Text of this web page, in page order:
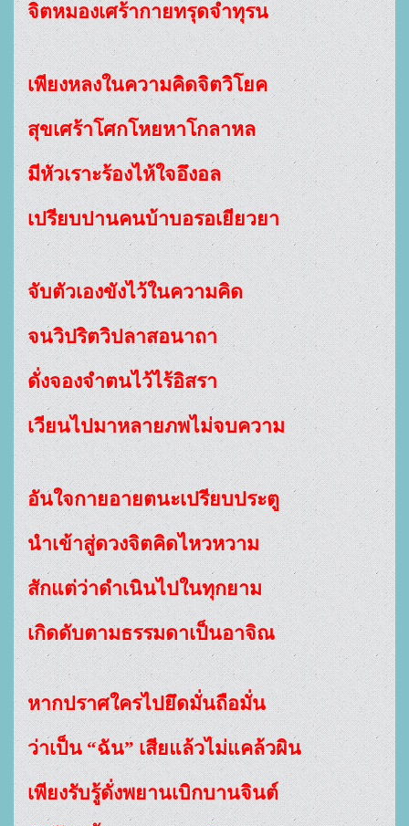
จิตหมองเศร้ากายทรุดจำทุรน
เพียงหลงในความคิดจิตวิโยค
สุขเศร้าโศกโหยหาโกลาหล
มีหัวเราะร้องไห้ใจอึงอล
เปรียบปานคนบ้าบอรอเยียวยา
จับตัวเองขังไว้ในความคิด
จนวิปริตวิปลาสอนาถา
ดั่งจองจำตนไว้ไร้อิสรา
เวียนไปมาหลายภพไม่จบความ
อันใจกายอายตนะเปรียบประตู
นำเข้าสู่ดวงจิตคิดไหวหวาม
สักแต่ว่าดำเนินไปในทุกยาม
เกิดดับตามธรรมดาเป็นอาจิณ
หากปราศใครไปยึดมั่นถือมั่น
ว่าเป็น “ฉัน” เสียแล้วไม่แคล้วผิน
เพียงรับรู้ดั่งพยานเบิกบานจินต์